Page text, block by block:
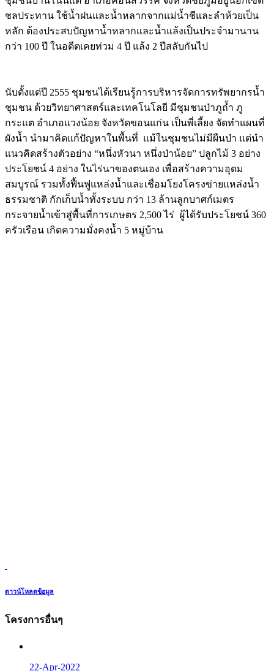
ชลประทาน ใช้น้ำฝนและน้ำหลากจากแม่น้ำชีและลำห้วยเป็น
หลัก ต้องประสบปัญหาน้ำหลากและน้ำแล้งเป็นประจำมานาน
กว่า 100 ปี ในอดีตเคยท่วม 4 ปี แล้ง 2 ปีสลับกันไป
นับตั้งแต่ปี 2555 ชุมชนได้เรียนรู้การบริหารจัดการทรัพยากรน้ำ
ชุมชน ด้วยวิทยาศาสตร์และเทคโนโลยี มีชุมชนป่าภูถ้ำ ภู
กระแต อำเภอแวงน้อย จังหวัดขอนแก่น เป็นพี่เลี้ยง จัดทำแผนที่
ผังน้ำ นำมาคิดแก้ปัญหาในพื้นที่ แม้ในชุมชนไม่มีผืนป่า แต่นำ
แนวคิดสร้างตัวอย่าง “หนึ่งหัวนา หนึ่งป่าน้อย” ปลูกไม้ 3 อย่าง
ประโยชน์ 4 อย่าง ในไร่นาของตนเอง เพื่อสร้างความอุดม
สมบูรณ์ รวมทั้งฟื้นฟูแหล่งน้ำและเชื่อมโยงโครงข่ายแหล่งน้ำ
ธรรมชาติ กักเก็บน้ำทั้งระบบ กว่า 13 ล้านลูกบาศก์เมตร
กระจายน้ำเข้าสู่พื้นที่การเกษตร 2,500 ไร่ ผู้ได้รับประโยชน์ 360
ครัวเรือน เกิดความมั่งคงน้ำ 5 หมู่บ้าน
ดาวน์โหลดข้อมูล
โครงการอื่นๆ
22-Apr-2022